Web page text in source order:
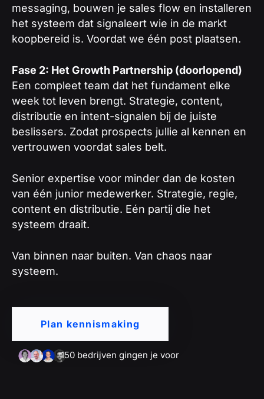
messaging, bouwen je sales flow en installeren
het systeem dat signaleert wie in de markt
koopbereid is. Voordat we één post plaatsen.
Fase 2: Het Growth Partnership (doorlopend)
Een compleet team dat het fundament elke
week tot leven brengt. Strategie, content,
distributie en intent-signalen bij de juiste
beslissers. Zodat prospects jullie al kennen en
vertrouwen voordat sales belt.
Senior expertise voor minder dan de kosten
van één junior medewerker. Strategie, regie,
content en distributie. Eén partij die het
systeem draait.
Van binnen naar buiten. Van chaos naar
systeem.
Plan kennismaking
150 bedrijven gingen je voor